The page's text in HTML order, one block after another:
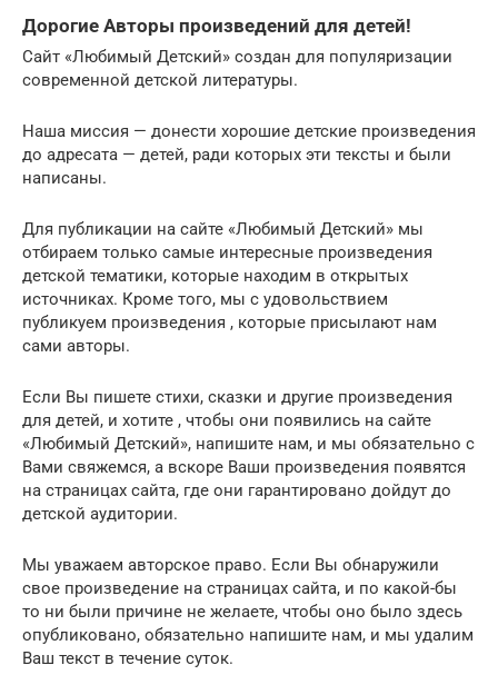
Дорогие Авторы произведений для детей!
Сайт «Любимый Детский» создан для популяризации
современной детской литературы.
Наша миссия — донести хорошие детские произведения
до адресата — детей, ради которых эти тексты и были
написаны.
Для публикации на сайте «Любимый Детский» мы
отбираем только самые интересные произведения
детской тематики, которые находим в открытых
источниках. Кроме того, мы с удовольствием
публикуем произведения , которые присылают нам
сами авторы.
Если Вы пишете стихи, сказки и другие произведения
для детей, и хотите , чтобы они появились на сайте
«Любимый Детский», напишите нам, и мы обязательно с
Вами свяжемся, а вскоре Ваши произведения появятся
на страницах сайта, где они гарантировано дойдут до
детской аудитории.
Мы уважаем авторское право. Если Вы обнаружили
свое произведение на страницах сайта, и по какой-бы
то ни были причине не желаете, чтобы оно было здесь
опубликовано, обязательно напишите нам, и мы удалим
Ваш текст в течение суток.